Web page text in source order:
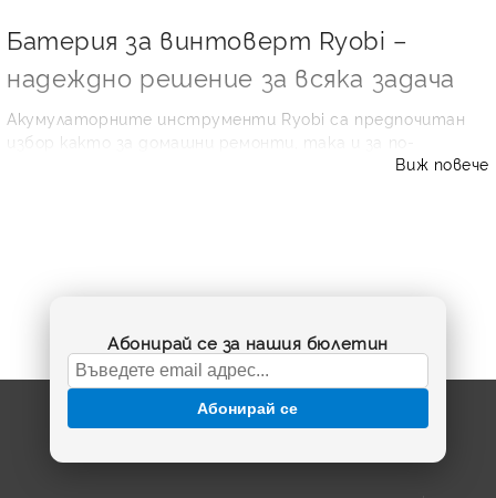
Батерия за винтоверт Ryobi –
надеждно решение за всяка задача
Акумулаторните инструменти Ryobi са предпочитан
избор както за домашни ремонти, така и за по-
интензивна работа в работилницата, гаража или на
да купувате нов винтоверт.
В тази категория ще откриете съвместими
акумулаторни батерии за Ryobi, подбрани според
ключови параметри като напрежение, капацитет, тип
клетки и форма на корпуса. Те са подходящи за различни
Виж повече
Абонирай се за нашия бюлетин
Абонирай се